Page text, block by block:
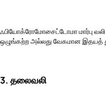
ஃபியோக்ரோமோசைட்டோமா மார்பு வலி
ஒழுங்கற்ற அல்லது வேகமான இதயத்
3. தலைவலி